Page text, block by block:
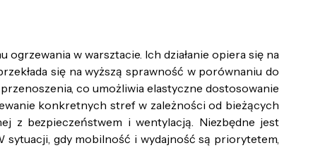
w warsztacie. Ich działanie opiera się na
się na wyższą sprawność w porównaniu do
co umożliwia elastyczne dostosowanie
konkretnych stref w zależności od bieżących
z bezpieczeństwem i wentylacją. Niezbędne jest
sytuacji, gdy mobilność i wydajność są priorytetem,